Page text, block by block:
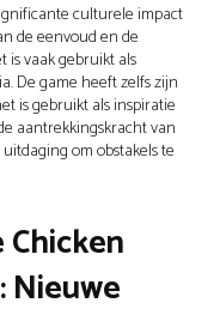
culturele impact
de eenvoud en de
vaak gebruikt als
De game heeft zelfs zijn
is gebruikt als inspiratie
aantrekkingskracht van
om obstakels te
Nieuwe